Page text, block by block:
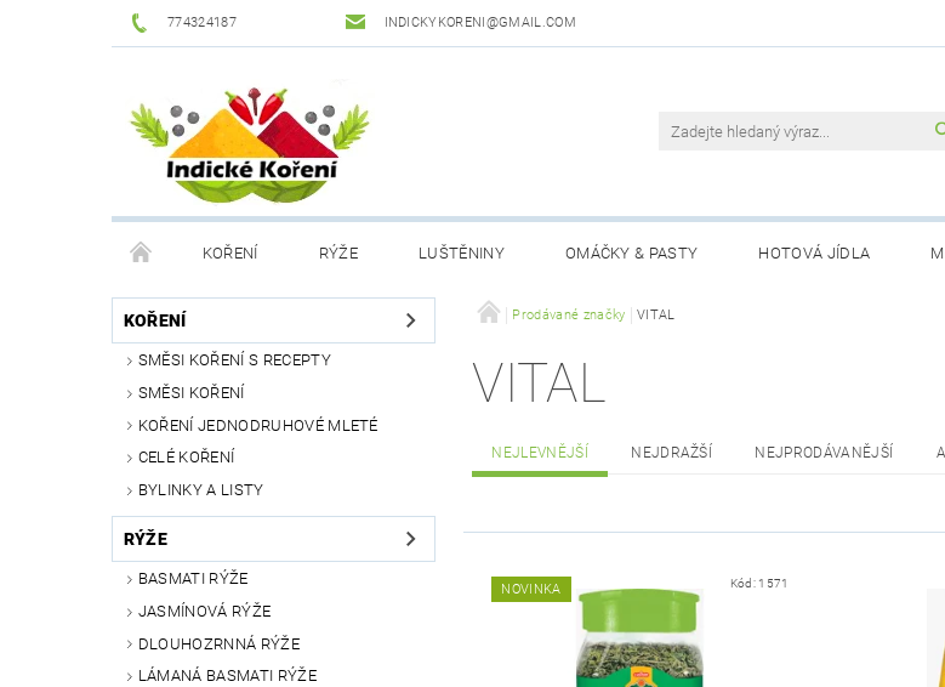
774324187 INDICKYKORENI@GMAIL.COM
KOŘENÍ RÝŽE LUŠTĚNINY OMÁČKY & PASTY HOTOVÁ JÍDLA
DROGERIE PODMÍNKY OCHRANY OSOBNÍCH ÚDAJŮ OBCHODNÍ PODMÍNKY
KOŘENÍ
SMĚSI KOŘENÍ S RECEPTY
SMĚSI KOŘENÍ
KOŘENÍ JEDNODRUHOVÉ MLETÉ
CELÉ KOŘENÍ
BYLINKY A LISTY
RÝŽE
BASMATI RÝŽE
JASMÍNOVÁ RÝŽE
DLOUHOZRNNÁ RÝŽE
LÁMANÁ BASMATI RÝŽE
Prodávané značky VITAL
VITAL
NEJLEVNĚJŠÍ NEJDRAŽŠÍ NEJPRODÁVANĚJŠÍ
NOVINKA Kód: 1571